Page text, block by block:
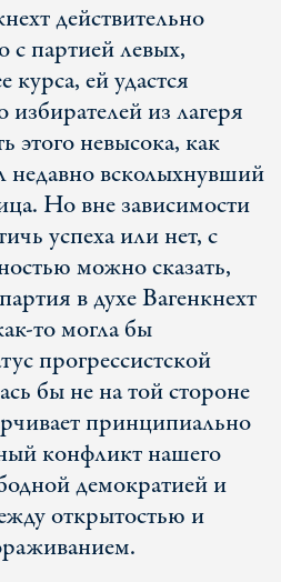
действительно
с партией левых,
курса, ей удастся
из лагеря
этого невысока, как
недавно всколыхнувший
Но вне зависимости
успеха или нет, с
можно сказать,
в духе Вагенкнехт
то могла бы
прогрессистской
бы не на той стороне
принципиально
конфликт нашего
демократией и
открытостью и